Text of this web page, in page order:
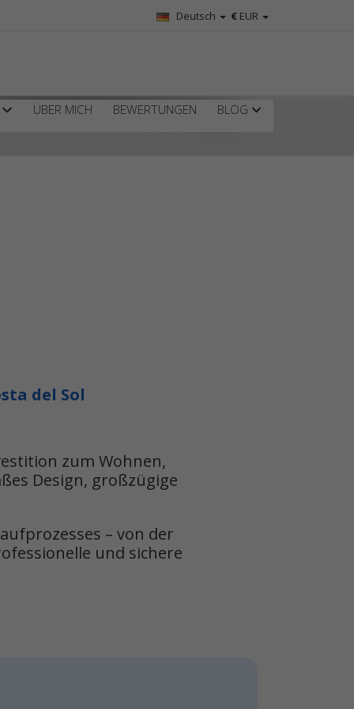
€ EUR
Deutsch
ÜBER MICH BEWERTUNGEN BLOG
del Sol
zum Wohnen,
Design, großzügige
– von der
und sichere